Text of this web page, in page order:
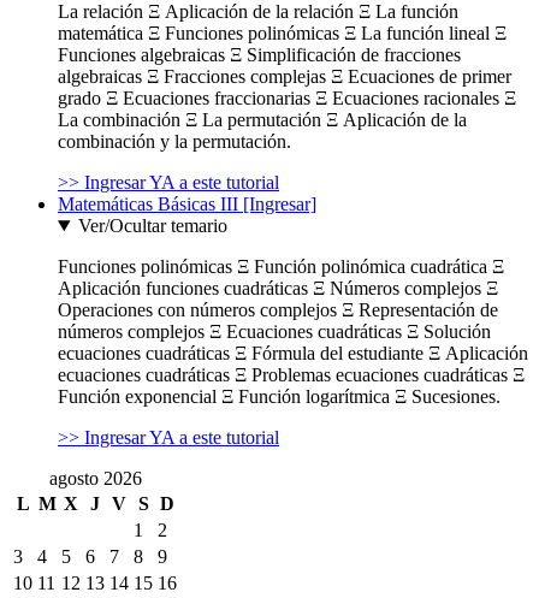
La relación Ξ Aplicación de la relación Ξ La función
matemática Ξ Funciones polinómicas Ξ La función lineal Ξ
Funciones algebraicas Ξ Simplificación de fracciones
algebraicas Ξ Fracciones complejas Ξ Ecuaciones de primer
grado Ξ Ecuaciones fraccionarias Ξ Ecuaciones racionales Ξ
La combinación Ξ La permutación Ξ Aplicación de la
combinación y la permutación.
>> Ingresar YA a este tutorial
Matemáticas Básicas III [Ingresar]
Ver/Ocultar temario
Funciones polinómicas Ξ Función polinómica cuadrática Ξ
Aplicación funciones cuadráticas Ξ Números complejos Ξ
Operaciones con números complejos Ξ Representación de
números complejos Ξ Ecuaciones cuadráticas Ξ Solución
ecuaciones cuadráticas Ξ Fórmula del estudiante Ξ Aplicación
ecuaciones cuadráticas Ξ Problemas ecuaciones cuadráticas Ξ
Función exponencial Ξ Función logarítmica Ξ Sucesiones.
>> Ingresar YA a este tutorial
agosto 2026
L M X J V S D
1
2
3
4 5 6 7 8
9
10 11 12 13 14 15 16